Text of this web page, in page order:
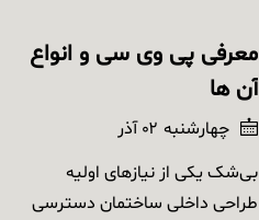
معرفی پی وی سی و انواع
آن ها
چهارشنبه ۰۲ آذر
بی‌شک یکی از نیازهای اولیه
طراحی داخلی ساختمان دسترسی